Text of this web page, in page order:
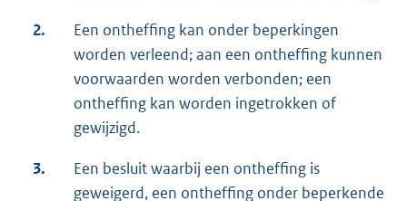
2.
Een ontheffing kan onder beperkingen
worden verleend; aan een ontheffing kunnen
voorwaarden worden verbonden; een
ontheffing kan worden ingetrokken of
gewijzigd.
3.
Een besluit waarbij een ontheffing is
geweigerd, een ontheffing onder beperkende